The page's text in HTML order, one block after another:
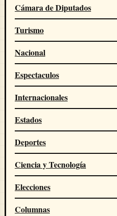
Cámara de Diputados
Turismo
Nacional
Espectaculos
Internacionales
Estados
Deportes
Ciencia y Tecnología
Elecciones
Columnas